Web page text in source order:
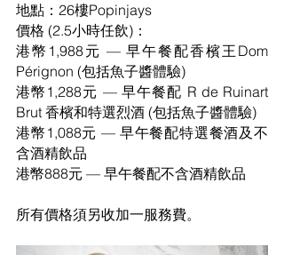
地點：26樓Popinjays
價格 (2.5小時任飲)：
港幣1,988元 — 早午餐配香檳王Dom
Pérignon (包括魚子醬體驗)
港幣1,288元 — 早午餐配 R de Ruinart
Brut 香檳和特選烈酒 (包括魚子醬體驗)
港幣1,088元 — 早午餐配特選餐酒及不
含酒精飲品
港幣888元 — 早午餐配不含酒精飲品
所有價格須另收加一服務費。